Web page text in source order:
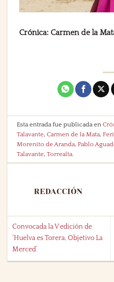
Crónica: Carmen de la
Esta entrada fue publicada en
Talavante,Carmen de la Mata,
Morenito de Aranda,Pablo
Talavante,Torrealta
REDACCIÓN
Convocada la V edición de
‘Huelva es Torera, Objetivo La
Merced’